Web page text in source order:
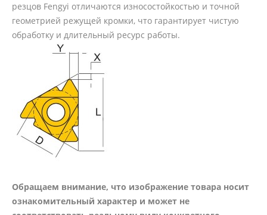
резцов Fengyi отличаются износостойкостью и точной
геометрией режущей кромки, что гарантирует чистую
обработку и длительный ресурс работы.
Обращаем внимание, что изображение товара носит
ознакомительный характер и может не